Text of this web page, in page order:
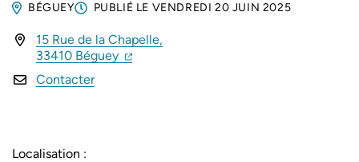
BÉGUEY
PUBLIÉ LE VENDREDI 20 JUIN 2025
INFOS UTILES
15 Rue de la Chapelle,
33410 Béguey (ouverture dans un nouvel onglet)
(ouverture dans un nouvel onglet)
Contacter
Localisation :